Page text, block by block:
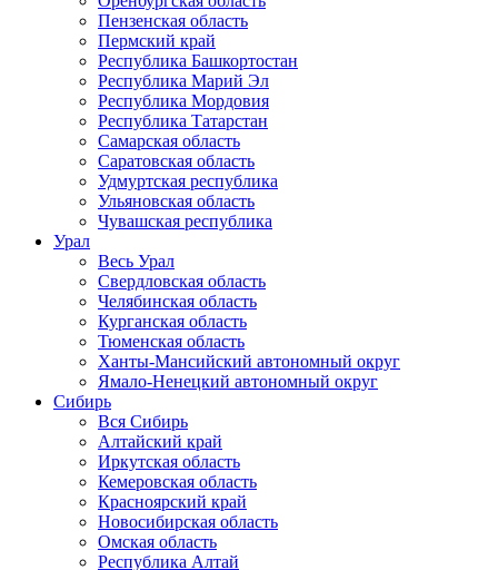
Пензенская область
Пермский край
Республика Башкортостан
Республика Марий Эл
Республика Мордовия
Республика Татарстан
Самарская область
Саратовская область
Удмуртская республика
Ульяновская область
Чувашская республика
Урал
Весь Урал
Свердловская область
Челябинская область
Курганская область
Тюменская область
Ханты-Мансийский автономный округ
Ямало-Ненецкий автономный округ
Сибирь
Вся Сибирь
Алтайский край
Иркутская область
Кемеровская область
Красноярский край
Новосибирская область
Омская область
Республика Алтай